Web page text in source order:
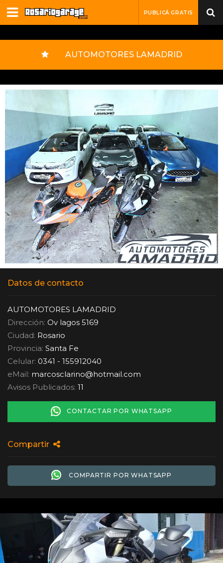
PUBLICÁ GRATIS
AUTOMOTORES LAMADRID
Datos de contacto
AUTOMOTORES LAMADRID
Dirección: Ov lagos 5169
Ciudad: Rosario
Provincia: Santa Fe
Celular: 0341 - 155912040
eMail: marcosclarino@hotmail.com
Avisos Publicados: 11
CONTACTAR POR WHATSAPP
Compartir
COMPARTIR POR WHATSAPP